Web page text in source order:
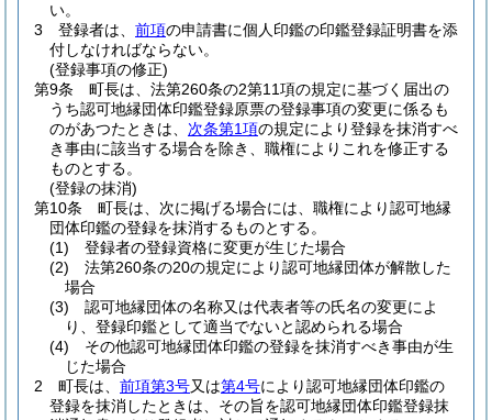
い。
3
登録者は、 前項の申請書に個人印鑑の印鑑登録証明書を添
付しなければならない。
(登録事項の修正)
第9条
町長は、法第260条の2第11項の規定に基づく届出の
うち認可地縁団体印鑑登録原票の登録事項の変更に係るも
のがあつたときは、 次条第1項の規定により登録を抹消すべ
き事由に該当する場合を除き、職権によりこれを修正する
ものとする。
(登録の抹消)
第10条
町長は、次に掲げる場合には、職権により認可地縁
団体印鑑の登録を抹消するものとする。
(1)
登録者の登録資格に変更が生じた場合
(2)
法第260条の20の規定により認可地縁団体が解散した
場合
(3)
認可地縁団体の名称又は代表者等の氏名の変更によ
り、登録印鑑として適当でないと認められる場合
(4)
その他認可地縁団体印鑑の登録を抹消すべき事由が生
じた場合
2
町長は、 前項第3号又は第4号により認可地縁団体印鑑の
登録を抹消したときは、その旨を認可地縁団体印鑑登録抹